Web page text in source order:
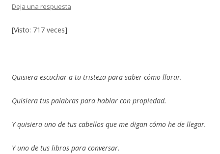
Deja una respuesta
[Visto: 717 veces]
Quisiera escuchar a tu tristeza para saber cómo llorar.
Quisiera tus palabras para hablar con propiedad.
Y quisiera uno de tus cabellos que me digan cómo he de llegar.
Y uno de tus libros para conversar.